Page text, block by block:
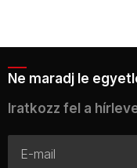
Ne maradj le
Iratkozz fel a